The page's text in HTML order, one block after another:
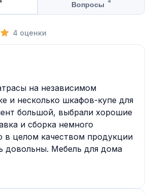
Вопросы
4 оценки
на независимом
и несколько шкафов-купе для
большой, выбрали хорошие
и сборка немного
в целом качеством продукции
довольны. Мебель для дома